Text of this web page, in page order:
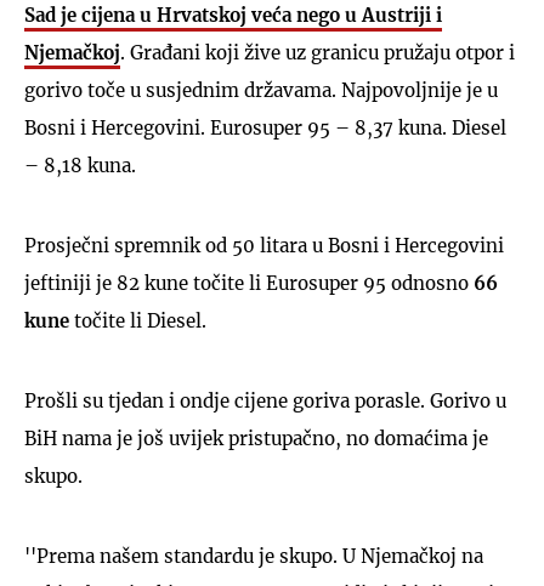
Sad je cijena u Hrvatskoj veća nego u Austriji i
Njemačkoj. Građani koji žive uz granicu pružaju otpor i
gorivo toče u susjednim državama. Najpovoljnije je u
Bosni i Hercegovini. Eurosuper 95 – 8,37 kuna. Diesel
– 8,18 kuna.
Prosječni spremnik od 50 litara u Bosni i Hercegovini
jeftiniji je 82 kune točite li Eurosuper 95 odnosno 66
kune točite li Diesel.
Prošli su tjedan i ondje cijene goriva porasle. Gorivo u
BiH nama je još uvijek pristupačno, no domaćima je
skupo.
''Prema našem standardu je skupo. U Njemačkoj na